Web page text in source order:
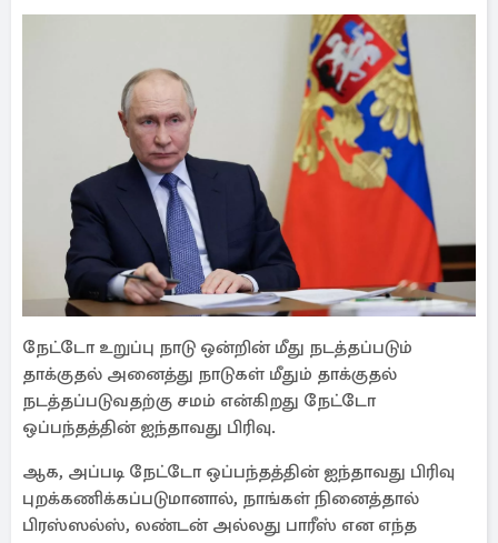
நேட்டோ உறுப்பு நாடு ஒன்றின் மீது நடத்தப்படும்
தாக்குதல் அனைத்து நாடுகள் மீதும் தாக்குதல்
நடத்தப்படுவதற்கு சமம் என்கிறது நேட்டோ
ஒப்பந்தத்தின் ஐந்தாவது பிரிவு.
ஆக, அப்படி நேட்டோ ஒப்பந்தத்தின் ஐந்தாவது பிரிவு
புறக்கணிக்கப்படுமானால், நாங்கள் நினைத்தால்
பிரஸ்ஸல்ஸ், லண்டன் அல்லது பாரீஸ் என எந்த